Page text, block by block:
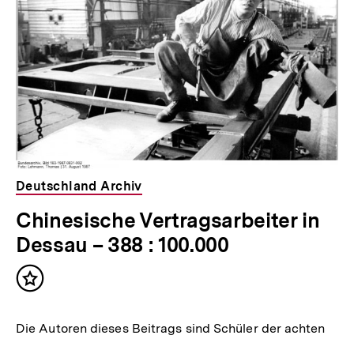
Deutschland Archiv
Chinesische Vertragsarbeiter in
Dessau – 388 : 100.000
Inhalt
Die Autoren dieses Beitrags sind Schüler der achten